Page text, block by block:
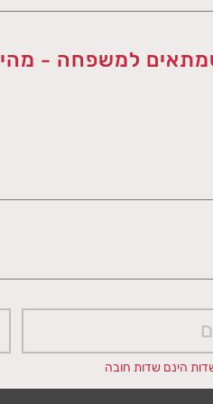
למשפחה -
הינם שדות חובה